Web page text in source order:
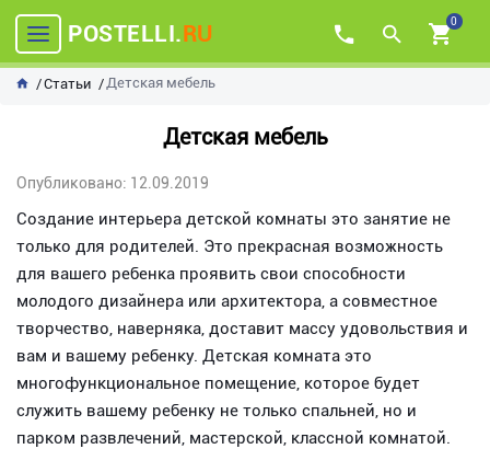
POSTELLI.RU 0
Статьи Детская мебель
Детская мебель
Опубликовано: 12.09.2019
Создание интерьера детской комнаты это занятие не
только для родителей. Это прекрасная возможность
для вашего ребенка проявить свои способности
молодого дизайнера или архитектора, а совместное
творчество, наверняка, доставит массу удовольствия и
вам и вашему ребенку. Детская комната это
многофункциональное помещение, которое будет
служить вашему ребенку не только спальней, но и
парком развлечений, мастерской, классной комнатой.